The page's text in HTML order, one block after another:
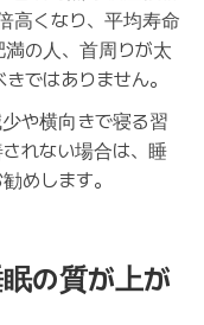
高くなり、平均寿命
の人、首周りが太
ではありません。
や横向きで寝る習
れない場合は、睡
めします。
の質が上が